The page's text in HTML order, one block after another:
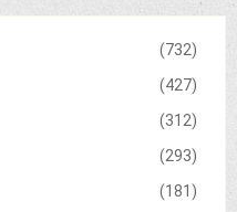
(732)
(427)
(312)
(293)
(181)